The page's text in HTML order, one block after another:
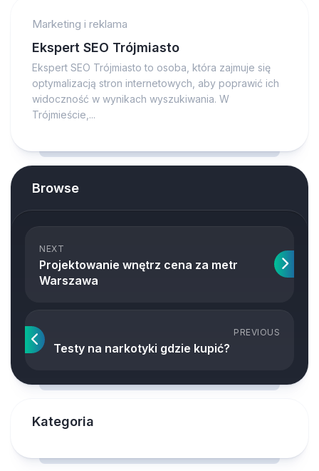
Marketing i reklama
Ekspert SEO Trójmiasto
Ekspert SEO Trójmiasto to osoba, która zajmuje się
optymalizacją stron internetowych, aby poprawić ich
widoczność w wynikach wyszukiwania. W
Trójmieście,...
Browse
NEXT
Projektowanie wnętrz cena za metr
Warszawa
PREVIOUS
Testy na narkotyki gdzie kupić?
Kategoria